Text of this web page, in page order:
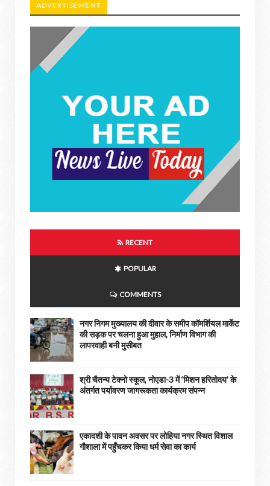
ADVERTISEMENT
RECENT
POPULAR
COMMENTS
नगर निगम मुख्यालय की दीवार के समीप कॉमर्शियल मार्केट
की सड़क पर चलना हुआ मुहाल, निर्माण विभाग की
लापरवाही बनी मुसीबत
श्री चैतन्य टेक्नो स्कूल, नोएडा-3 में ‘मिशन हरितोदय’ के
अंतर्गत पर्यावरण जागरूकता कार्यक्रम संपन्न
एकादशी के पावन अवसर पर लोहिया नगर स्थित विशाल
गौशाला में पहुँचकर किया धर्म सेवा का कार्य